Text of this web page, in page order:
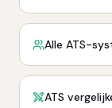
Alle ATS-
ATS